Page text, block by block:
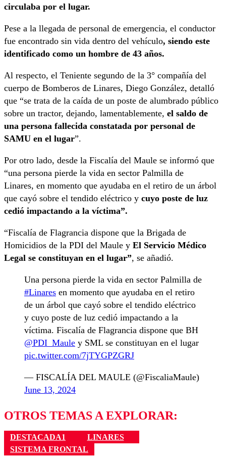
circulaba por el lugar.
Pese a la llegada de personal de emergencia, el conductor
fue encontrado sin vida dentro del vehículo, siendo este
identificado como un hombre de 43 años.
Al respecto, el Teniente segundo de la 3° compañía del
cuerpo de Bomberos de Linares, Diego González, detalló
que “se trata de la caída de un poste de alumbrado público
sobre un tractor, dejando, lamentablemente, el saldo de
una persona fallecida constatada por personal de
SAMU en el lugar”.
Por otro lado, desde la Fiscalía del Maule se informó que
“una persona pierde la vida en sector Palmilla de
Linares, en momento que ayudaba en el retiro de un árbol
que cayó sobre el tendido eléctrico y cuyo poste de luz
cedió impactando a la víctima”.
“Fiscalía de Flagrancia dispone que la Brigada de
Homicidios de la PDI del Maule y El Servicio Médico
Legal se constituyan en el lugar”, se añadió.
Una persona pierde la vida en sector Palmilla de
#Linares en momento que ayudaba en el retiro
de un árbol que cayó sobre el tendido eléctrico
y cuyo poste de luz cedió impactando a la
víctima. Fiscalía de Flagrancia dispone que BH
@PDI_Maule y SML se constituyan en el lugar
pic.twitter.com/7jTYGPZGRJ
— FISCALÍA DEL MAULE (@FiscaliaMaule)
June 13, 2024
OTROS TEMAS A EXPLORAR:
DESTACADA1
LINARES
SISTEMA FRONTAL